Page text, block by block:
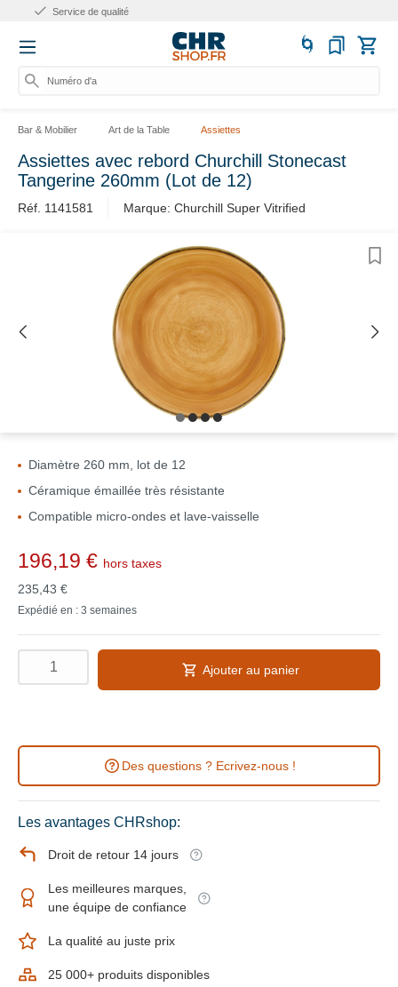
Numéro d'art
Bar & Mobilier Art de la Table Assiettes
Assiettes avec rebord Churchill Stonecast
Tangerine 260mm (Lot de 12)
Réf. 1141581 Marque: Churchill Super Vitrified
Diamètre 260 mm, lot de 12
Céramique émaillée très résistante
Compatible micro-ondes et lave-vaisselle
196,19 € hors taxes
235,43 €
Expédié en : 3 semaines
Ajouter au panier
Des questions ? Ecrivez-nous !
Les avantages CHRshop:
Droit de retour 14 jours
Les meilleures marques,
une équipe de confiance
La qualité au juste prix
25 000+ produits disponibles